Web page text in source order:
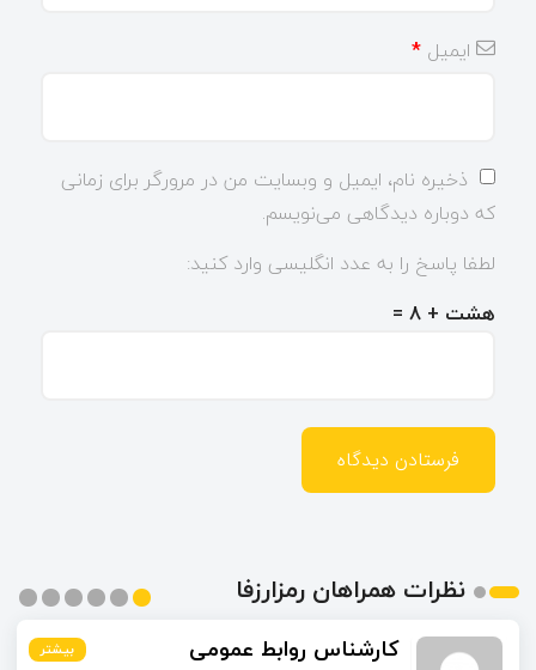
ایمیل *
ذخیره نام، ایمیل و وبسایت من در مرورگر برای زمانی
که دوباره دیدگاهی می‌نویسم.
لطفا پاسخ را به عدد انگلیسی وارد کنید:
هشت + 8 =
نظرات همراهان رمزارزفا
بیشتر اسماعیل زاده بیشتر
بیشتر
بیشتر
بیشتر
بیشتر